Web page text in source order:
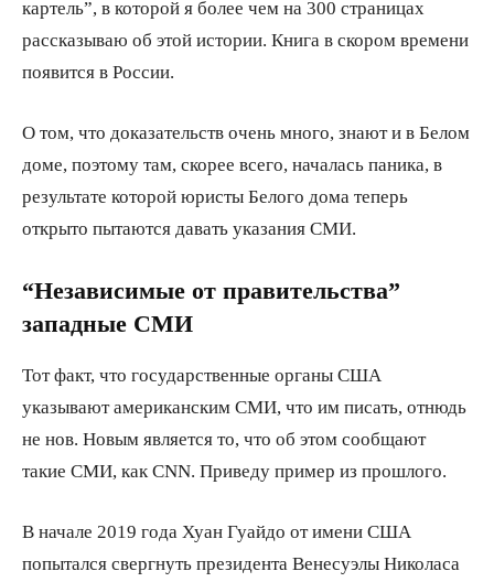
картель”, в которой я более чем на 300 страницах
рассказываю об этой истории. Книга в скором времени
появится в России.
О том, что доказательств очень много, знают и в Белом
доме, поэтому там, скорее всего, началась паника, в
результате которой юристы Белого дома теперь
открыто пытаются давать указания СМИ.
“Независимые от правительства”
западные СМИ
Тот факт, что государственные органы США
указывают американским СМИ, что им писать, отнюдь
не нов. Новым является то, что об этом сообщают
такие СМИ, как CNN. Приведу пример из прошлого.
В начале 2019 года Хуан Гуайдо от имени США
попытался свергнуть президента Венесуэлы Николаса